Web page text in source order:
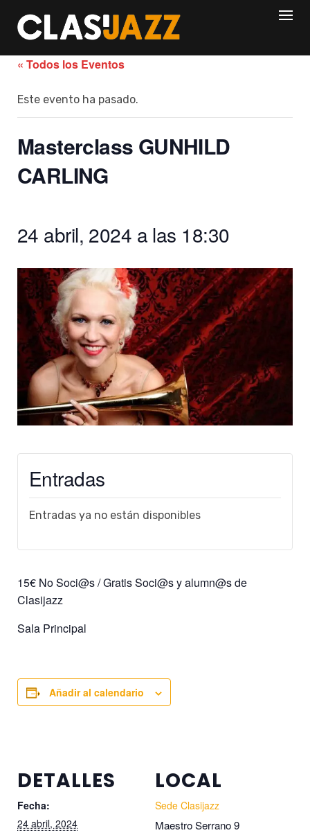
content
« Todos los Eventos
Este evento ha pasado.
Masterclass GUNHILD
CARLING
24 abril, 2024 a las 18:30
Entradas
Entradas ya no están disponibles
15€ No Soci@s / Gratis Soci@s y alumn@s de
Clasijazz
Sala Principal
Añadir al calendario
DETALLES
Fecha:
24 abril, 2024
LOCAL
Sede Clasijazz
Maestro Serrano 9